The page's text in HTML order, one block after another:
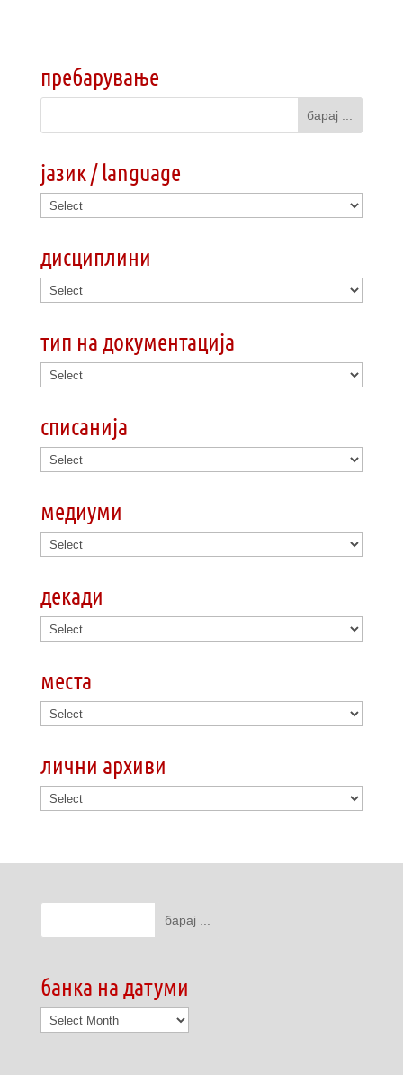
пребарување
јазик / language
дисциплини
тип на документација
списанија
медиуми
декади
места
лични архиви
банка на датуми
банка
на